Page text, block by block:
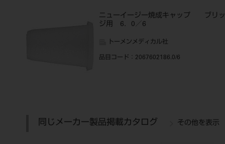
ニューイージー焼成キャップ ブリッ
ジ用 6．0／6
トーメンメディカル社
品目コード ：2067602186.0/6
同じメーカー製品掲載カタログ その他を表示